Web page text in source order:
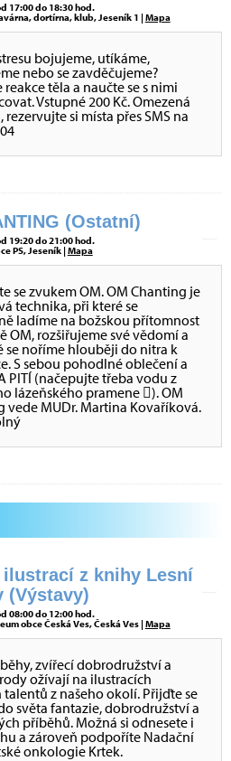
17:00 do 18:30 hod.
dortírna, klub, Jeseník 1 |Mapa
bojujeme, utíkáme,
nebo se zavděčujeme?
reakce těla a naučte se s nimi
Vstupné 200 Kč. Omezená
rezervujte si místa přes SMS na
(Ostatní)
19:20 do 21:00 hod.
PS, Jeseník |Mapa
se zvukem OM. OM Chanting je
technika, při které se
ladíme na božskou přítomnost
OM, rozšiřujeme své vědomí a
se noříme hlouběji do nitra k
S sebou pohodlné oblečení a
PITÍ (načepujte třeba vodu z
lázeňského pramene ). OM
vede MUDr. Martina Kovaříková.
ilustrací z knihy Lesní
(Výstavy)
08:00 do 12:00 hod.
obce Česká Ves, Česká Ves |Mapa
zvířecí dobrodružství a
ožívají na ilustracích
talentů z našeho okolí. Přijďte se
světa fantazie, dobrodružství a
příběhů. Možná si odnesete i
a zároveň podpoříte Nadační
onkologie Krtek.